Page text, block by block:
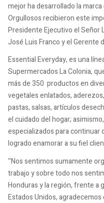
mejor ha desarrollado la
Orgullosos recibieron este
Presidente Ejecutivo el Señor
José Luis Franco y el Gerente
Essential Everyday, es una
Supermercados La Colonia,
más de 350 productos en
vegetales enlatados,
pastas, salsas, artículos
el cuidado del hogar;
especializados para continuar
logrado enamorar a su fiel
‘’Nos sentimos sumamente
trabajo y sobre todo nos
Honduras y la región, frente a
Estados Unidos,